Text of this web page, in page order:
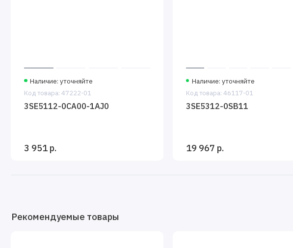
Наличие: уточняйте
Код товара: 47222-01
3SE5112-0CA00-1AJ0
3 951 р.
Наличие: уточняйте
Код товара: 46117-01
3SE5312-0SB11
19 967 р.
Рекомендуемые товары